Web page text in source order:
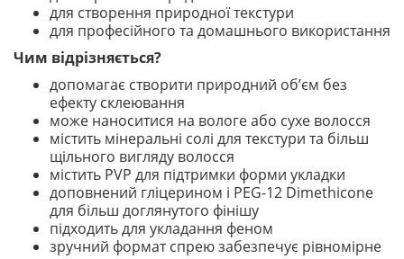
для створення природної текстури
для професійного та домашнього використання
Чим відрізняється?
допомагає створити природний об’єм без
ефекту склеювання
може наноситися на вологе або сухе волосся
містить мінеральні солі для текстури та більш
щільного вигляду волосся
містить PVP для підтримки форми укладки
доповнений гліцерином і PEG-12 Dimethicone
для більш доглянутого фінішу
підходить для укладання феном
зручний формат спрею забезпечує рівномірне